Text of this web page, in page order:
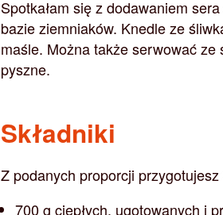
Spotkałam się z dodawaniem
bazie ziemniaków. Knedle ze
maśle. Można także serwować
pyszne.
Składniki
Z podanych proporcji
700 g ciepłych, ugotowanych i